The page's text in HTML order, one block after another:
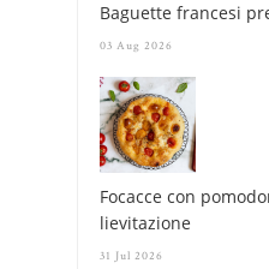
Baguette francesi
03 Aug 2026
Focacce con
lievitazione
31 Jul 2026